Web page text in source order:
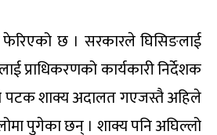
फेरिएको छ । सरकारले घिसिङलाई
प्राधिकरणको कार्यकारी निर्देशक
पटक शाक्य अदालत गएजस्तै अहिले
पुगेका छन् । शाक्य पनि अघिल्लो